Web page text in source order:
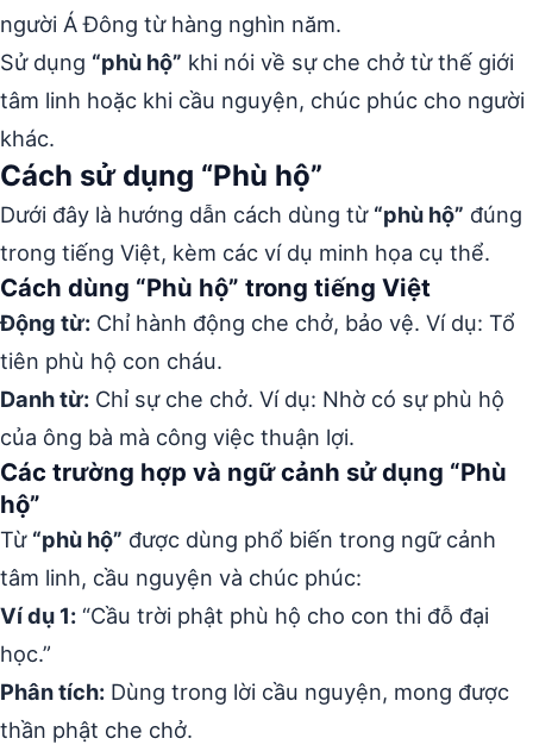
người Á Đông từ hàng nghìn năm.
Sử dụng “phù hộ” khi nói về sự che chở từ thế giới
tâm linh hoặc khi cầu nguyện, chúc phúc cho người
khác.
Cách sử dụng “Phù hộ”
Dưới đây là hướng dẫn cách dùng từ “phù hộ” đúng
trong tiếng Việt, kèm các ví dụ minh họa cụ thể.
Cách dùng “Phù hộ” trong tiếng Việt
Động từ: Chỉ hành động che chở, bảo vệ. Ví dụ: Tổ
tiên phù hộ con cháu.
Danh từ: Chỉ sự che chở. Ví dụ: Nhờ có sự phù hộ
của ông bà mà công việc thuận lợi.
Các trường hợp và ngữ cảnh sử dụng “Phù
hộ”
Từ “phù hộ” được dùng phổ biến trong ngữ cảnh
tâm linh, cầu nguyện và chúc phúc:
Ví dụ 1: “Cầu trời phật phù hộ cho con thi đỗ đại
học.”
Phân tích: Dùng trong lời cầu nguyện, mong được
thần phật che chở.